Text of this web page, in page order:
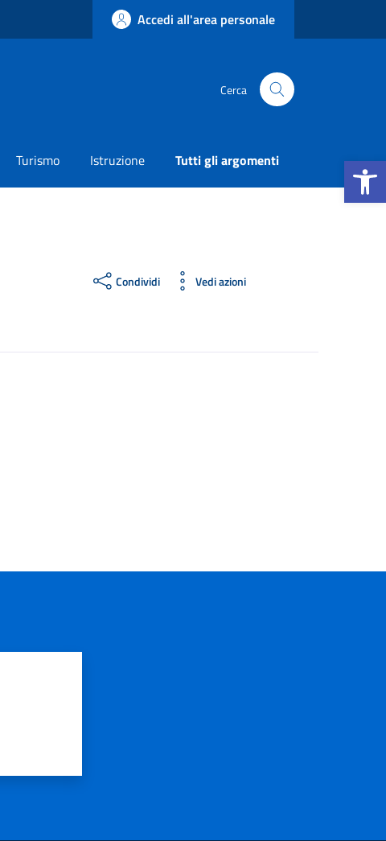
Accedi all'area personale
Cerca
Turismo Istruzione Tutti gli argomenti
Condividi Vedi azioni
Apri la